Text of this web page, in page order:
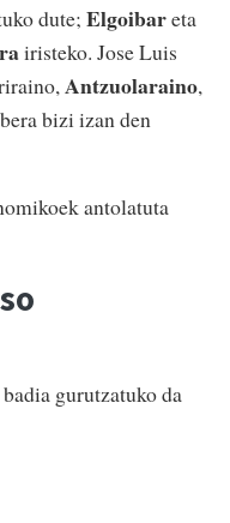
dute; Elgoibareta
iristeko. Jose Luis
Antzuolaraino,
bizi izan den
antolatuta
gurutzatuko da